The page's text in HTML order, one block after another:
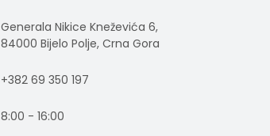
Generala Nikice Kneževića 6,
84000 Bijelo Polje, Crna Gora
+382 69 350 197
8:00 - 16:00